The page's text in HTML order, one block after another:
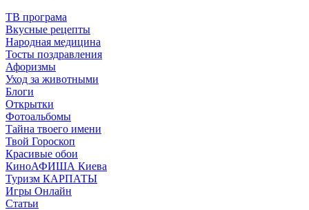
ТВ програма
Вкусные рецепты
Народная медицина
Тосты поздравления
Афоризмы
Уход за животными
Блоги
Открытки
Фотоальбомы
Тайна твоего имени
Твой Гороскоп
Красивые обои
КиноАФИША Киева
Туризм КАРПАТЫ
Игры Онлайн
Статьи